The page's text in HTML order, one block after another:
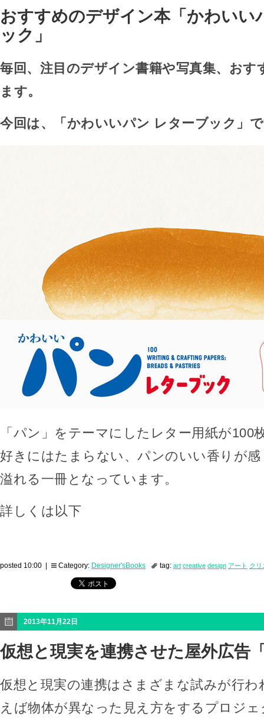
おすすめのデザイン本「かわいい
ック」
毎回、注目のデザイン書籍や写真集、おす
ます。
今回は、「かわいいパン レターブック」
「パン」をテーマにしたレター用紙が100
好きにはたまらない、パンのいい香りが
溢れる一冊となっています。
詳しくは以下
posted 10:00 | Category: Designer'sBooks tag: art creative design アート クリ
2013年11月22日
仮想と現実を連携させた屋外広告
仮想と現実の連携はさまざまな試みが行
えば物体が異なった見え方をするプロジ